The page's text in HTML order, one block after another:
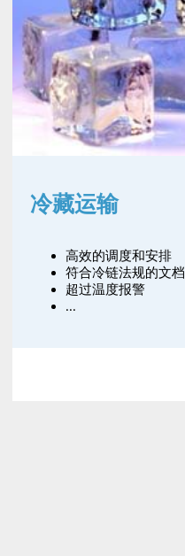
冷藏运输
高效的调度和安排
符合冷链法规的文档
超过温度报警
...